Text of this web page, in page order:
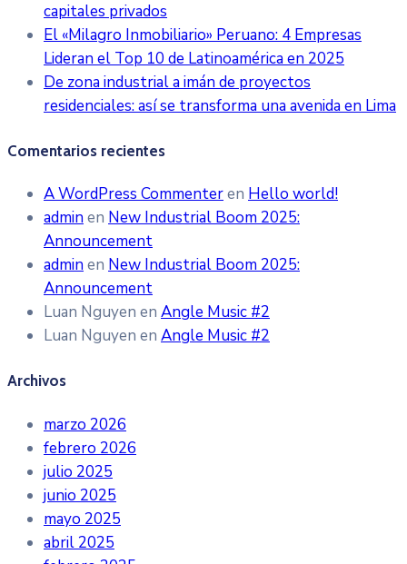
capitales privados
El «Milagro Inmobiliario» Peruano: 4 Empresas
Lideran el Top 10 de Latinoamérica en 2025
De zona industrial a imán de proyectos
residenciales: así se transforma una avenida en Lima
Comentarios recientes
A WordPress Commenteren Hello world!
adminen New Industrial Boom 2025:
Announcement
adminen New Industrial Boom 2025:
Announcement
Luan Nguyen en Angle Music #2
Luan Nguyen en Angle Music #2
Archivos
marzo 2026
febrero 2026
julio 2025
junio 2025
mayo 2025
abril 2025